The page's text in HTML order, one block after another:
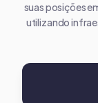
suas posições
utilizando